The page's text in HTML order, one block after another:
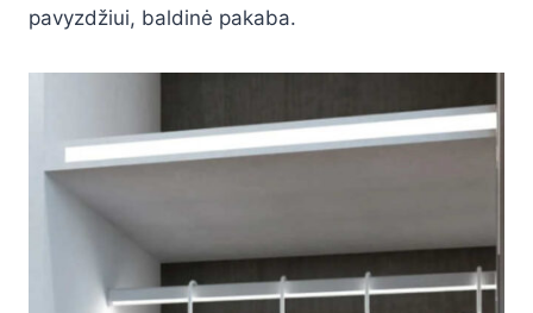
pavyzdžiui, baldinė pakaba.